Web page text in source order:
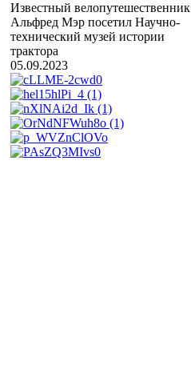
Известный велопутешественник
Альфред Мэр посетил Научно-
технический музей истории
трактора
05.09.2023